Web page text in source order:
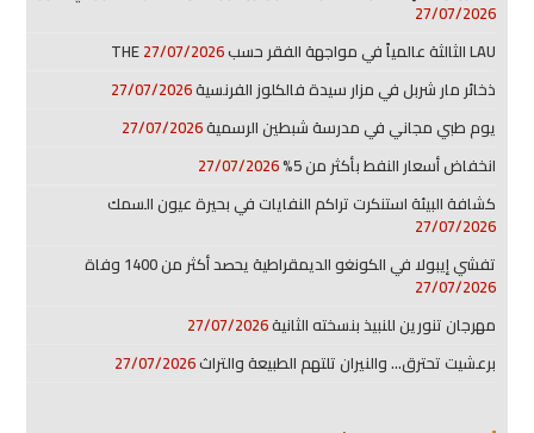
27/07/2026
LAU الثالثة عالمياً في مواجهة الفقر حسب THE
27/07/2026
ذخائر مار شربل في مزار سيدة فالكلوز الفرنسية27/07/2026
يوم طبي مجاني في مدرسة شبطين الرسمية27/07/2026
انخفاض أسعار النفط بأكثر من 5%
27/07/2026
كشافة البيئة استنكرت تراكم النفايات في بحيرة عيون السمك
27/07/2026
تفشي إيبولا في الكونغو الديمقراطية يحصد أكثر من 1400 وفاة
27/07/2026
مهرجان تنورين للنبيذ بنسخته الثانية27/07/2026
برعشيت تحترق… والنيران تلتهم الطبيعة والتراث27/07/2026